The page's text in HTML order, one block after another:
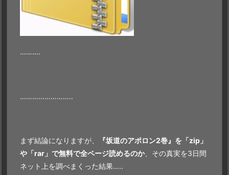
……….
……………………..
まず結論になりますが、
『坂道のアポロン2巻』を「zip」
や「rar」で無料で全ページ読めるのか、その真実を3日間
ネット上を調べまくった結果…..